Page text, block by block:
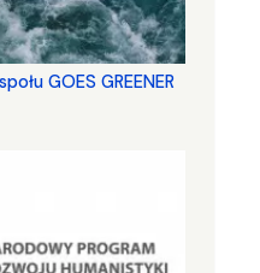
GOES GREENER